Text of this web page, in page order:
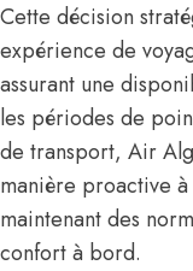
Cette décision
expérience de
assurant une
les périodes de
de transport, Air
manière proactive
maintenant des
confort à bord.